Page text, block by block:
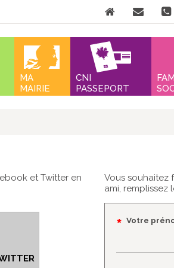
Aller
au
MA
MAIRIE
CNI
PASSEPORT
et Twitter en
Vous souhaitez
ami, remplissez
Champ
Votre
*